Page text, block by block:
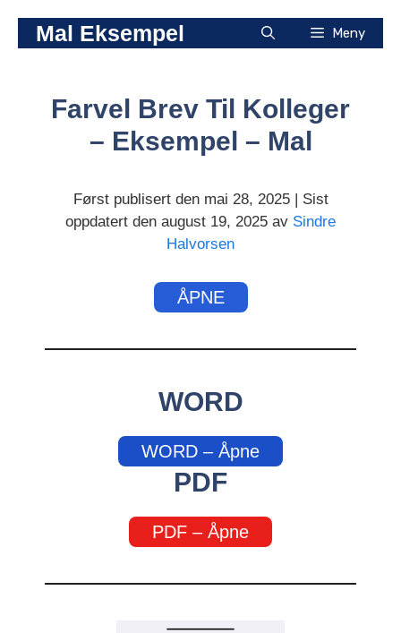
Hopp
til
Mal Eksempel Meny
Farvel Brev Til Kolleger
– Eksempel – Mal
Først publisert den mai 28, 2025 | Sist
oppdatert den august 19, 2025 av Sindre
Halvorsen
ÅPNE
WORD
WORD – Åpne
PDF
PDF – Åpne